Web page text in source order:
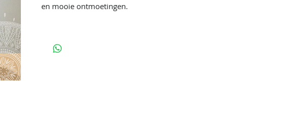
en mooie ontmoetingen.